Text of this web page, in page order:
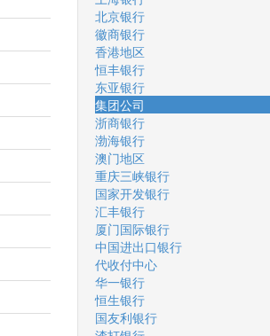
北京银行
徽商银行
香港地区
恒丰银行
东亚银行
集团公司
浙商银行
渤海银行
澳门地区
重庆三峡银行
国家开发银行
汇丰银行
厦门国际银行
中国进出口银行
代收付中心
华一银行
恒生银行
国友利银行